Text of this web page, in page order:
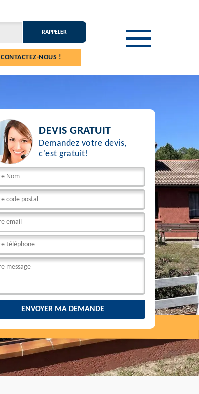
CONTACTEZ-NOUS !
DEVIS GRATUIT
Demandez votre devis,
c'est gratuit!